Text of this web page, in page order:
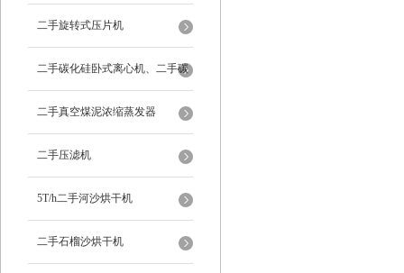
二手旋转式压片机
二手碳化硅卧式离心机、二手碳
化硅分级机、二手碳化硅水洗离
心机
二手真空煤泥浓缩蒸发器
二手压滤机
5T/h二手河沙烘干机
二手石榴沙烘干机